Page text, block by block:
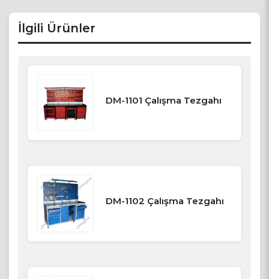
İlgili Ürünler
DM-1101 Çalışma Tezgahı
DM-1102 Çalışma Tezgahı